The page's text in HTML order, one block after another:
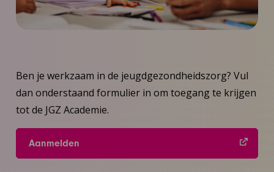
Ben je werkzaam in de jeugdgezondheidszorg? Vul
dan onderstaand formulier in om toegang te krijgen
tot de JGZ Academie.
Aanmelden